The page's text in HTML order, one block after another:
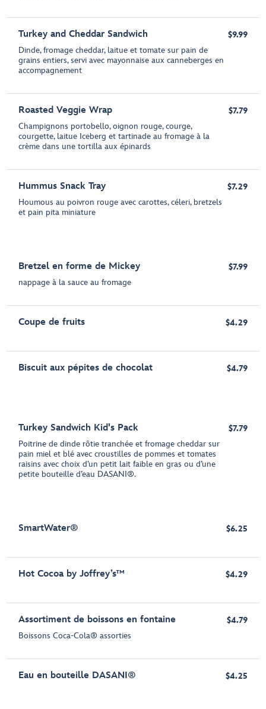
Turkey and Cheddar Sandwich
Dinde, fromage cheddar, laitue et tomate sur pain de
grains entiers, servi avec mayonnaise aux canneberges en
accompagnement
$9.99
Roasted Veggie Wrap
Champignons portobello, oignon rouge, courge,
courgette, laitue Iceberg et tartinade au fromage à la
crème dans une tortilla aux épinards
$7.79
Hummus Snack Tray
Houmous au poivron rouge avec carottes, céleri, bretzels
et pain pita miniature
$7.29
Bretzel en forme de Mickey
nappage à la sauce au fromage
$7.99
Coupe de fruits $4.29
Biscuit aux pépites de chocolat $4.79
Turkey Sandwich Kid's Pack
Poitrine de dinde rôtie tranchée et fromage cheddar sur
pain miel et blé avec croustilles de pommes et tomates
raisins avec choix d’un petit lait faible en gras ou d’une
petite bouteille d’eau DASANI®.
$7.79
SmartWater® $6.25
Hot Cocoa by Joffrey’s™ $4.29
Assortiment de boissons en fontaine
Boissons Coca-Cola® assorties
$4.79
Eau en bouteille DASANI® $4.25